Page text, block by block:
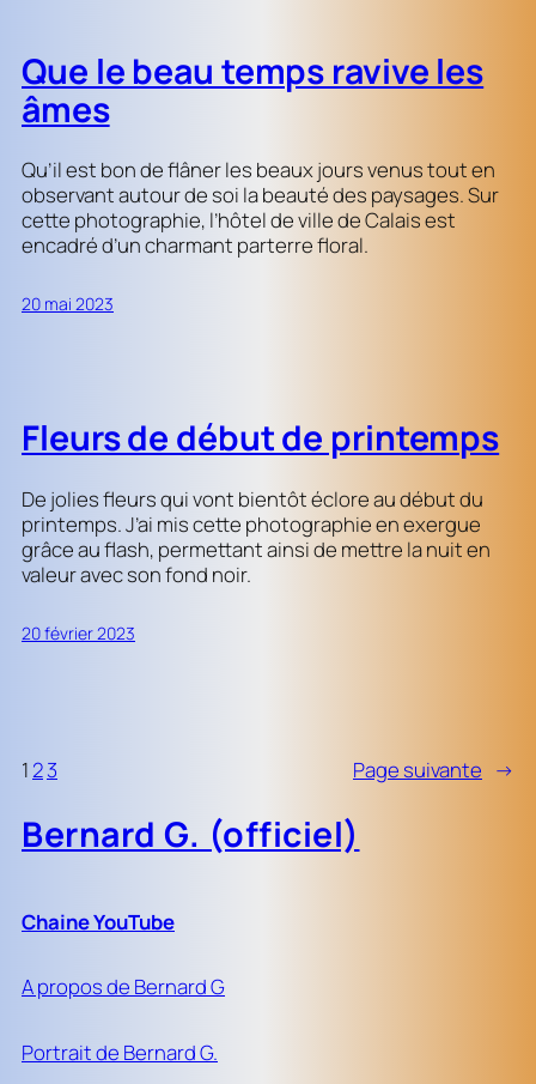
Que le beau temps ravive les
âmes
Qu’il est bon de flâner les beaux jours venus tout en
observant autour de soi la beauté des paysages. Sur
cette photographie, l’hôtel de ville de Calais est
encadré d’un charmant parterre floral.
20 mai 2023
Fleurs de début de printemps
De jolies fleurs qui vont bientôt éclore au début du
printemps. J’ai mis cette photographie en exergue
grâce au flash, permettant ainsi de mettre la nuit en
valeur avec son fond noir.
20 février 2023
1 23 Page suivante →
Bernard G. (officiel)
Chaine YouTube
A propos de Bernard G
Portrait de Bernard G.